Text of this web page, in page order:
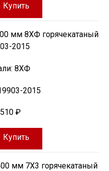
Купить
мм 8ХФ горячекатаный
2015
8ХФ
2015
₽
Купить
мм 7Х3 горячекатаный